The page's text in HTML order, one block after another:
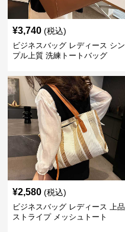
¥3,740 (税込)
ビジネスバッグ レディース シン
プル上質 洗練トートバッグ
¥2,580 (税込)
ビジネスバッグ レディース 上品
ストライプ メッシュトート